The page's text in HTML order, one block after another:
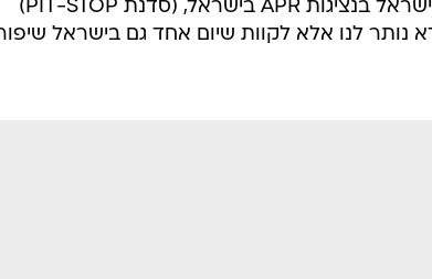
תוכלו להשיג את הערכה המחוזקת הזו גם בישראל בנציגות APR בישראל, (סדנת PIT-STOP)
שקלים. אולם, לךא נותר לנו אלא לקוות שיום אחד גם בישראל